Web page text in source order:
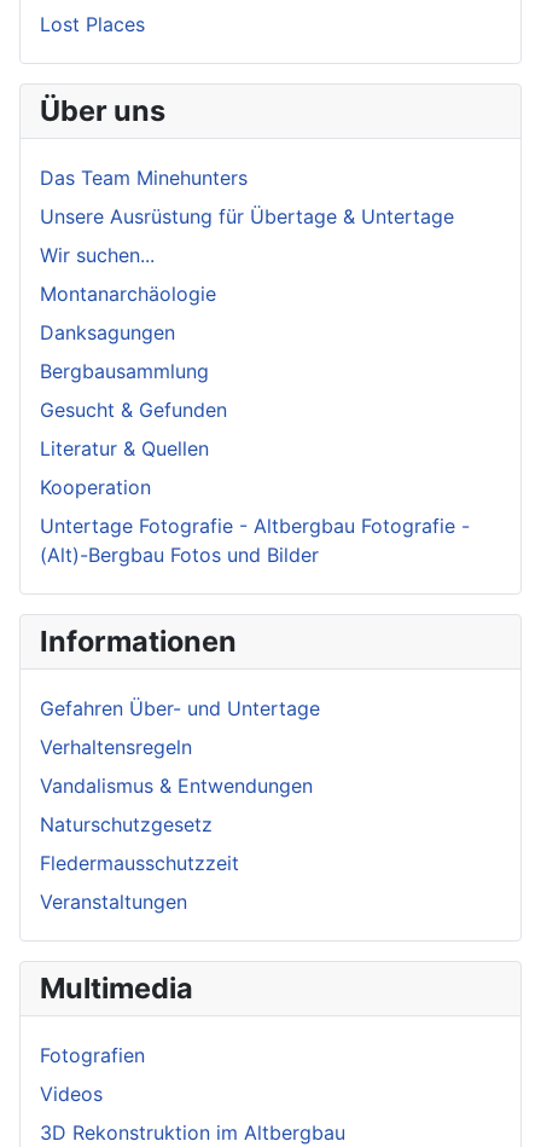
Lost Places
Über uns
Das Team Minehunters
Unsere Ausrüstung für Übertage & Untertage
Wir suchen...
Montanarchäologie
Danksagungen
Bergbausammlung
Gesucht & Gefunden
Literatur & Quellen
Kooperation
Untertage Fotografie - Altbergbau Fotografie -
(Alt)-Bergbau Fotos und Bilder
Informationen
Gefahren Über- und Untertage
Verhaltensregeln
Vandalismus & Entwendungen
Naturschutzgesetz
Fledermausschutzzeit
Veranstaltungen
Multimedia
Fotografien
Videos
3D Rekonstruktion im Altbergbau